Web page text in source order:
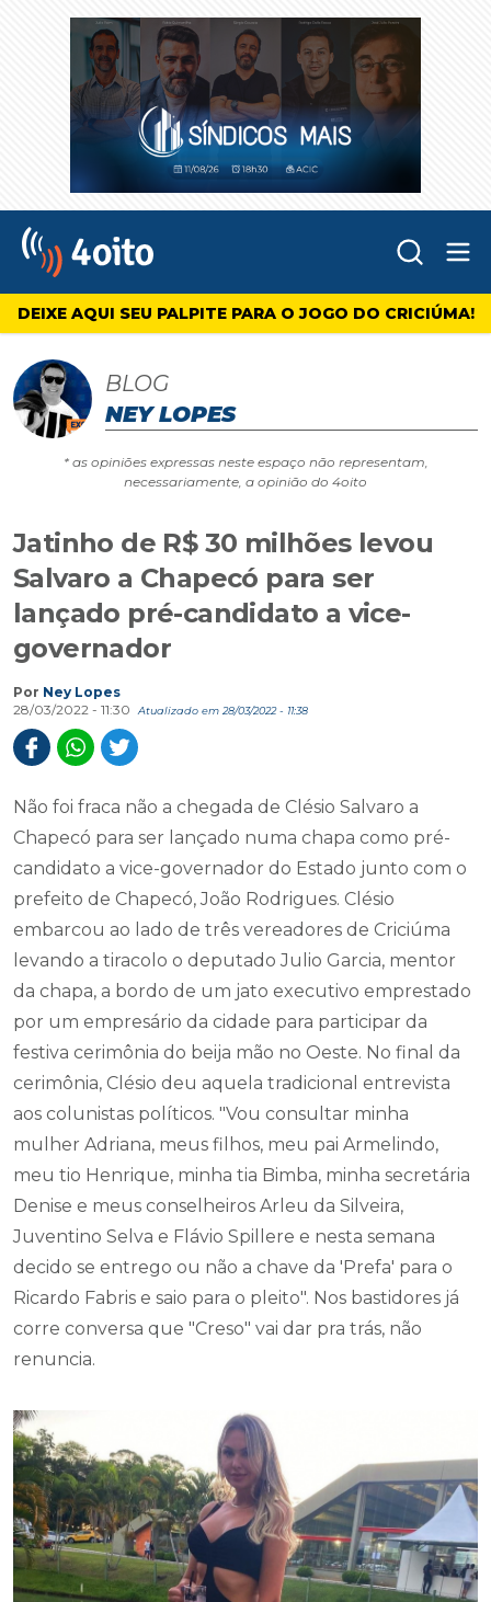
4oito
DEIXE AQUI SEU PALPITE PARA O JOGO DO CRICIÚMA!
BLOG
* as opiniões expressas neste espaço não representam,
necessariamente, a opinião do 4oito
Jatinho de R$ 30 milhões levou
lançado pré-candidato a vice-
governador
PorNey Lopes
28/03/2022 - 11:30
Atualizado em 28/03/2022 - 11:38
Não foi fraca não a chegada de Clésio Salvaro a
Chapecó para ser lançado numa chapa como pré-
candidato a vice-governador do Estado junto com o
prefeito de Chapecó, João Rodrigues. Clésio
embarcou ao lado de três vereadores de Criciúma
levando a tiracolo o deputado Julio Garcia, mentor
da chapa, a bordo de um jato executivo emprestado
por um empresário da cidade para participar da
festiva cerimônia do beija mão no Oeste. No final da
cerimônia, Clésio deu aquela tradicional entrevista
aos colunistas políticos. "Vou consultar minha
mulher Adriana, meus filhos, meu pai Armelindo,
meu tio Henrique, minha tia Bimba, minha secretária
Denise e meus conselheiros Arleu da Silveira,
Juventino Selva e Flávio Spillere e nesta semana
decido se entrego ou não a chave da 'Prefa' para o
Ricardo Fabris e saio para o pleito". Nos bastidores já
corre conversa que "Creso" vai dar pra trás, não
renuncia.